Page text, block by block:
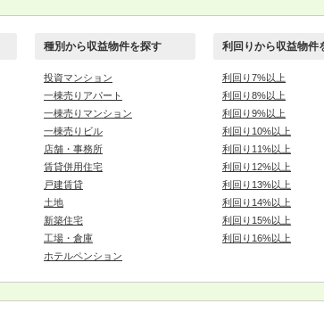
種別から収益物件を探す
投資マンション
一棟売りアパート
一棟売りマンション
一棟売りビル
店舗・事務所
賃貸併用住宅
戸建賃貸
土地
新築住宅
工場・倉庫
ホテルペンション
利回りから収益物件
利回り7%以上
利回り8%以上
利回り9%以上
利回り10%以上
利回り11%以上
利回り12%以上
利回り13%以上
利回り14%以上
利回り15%以上
利回り16%以上